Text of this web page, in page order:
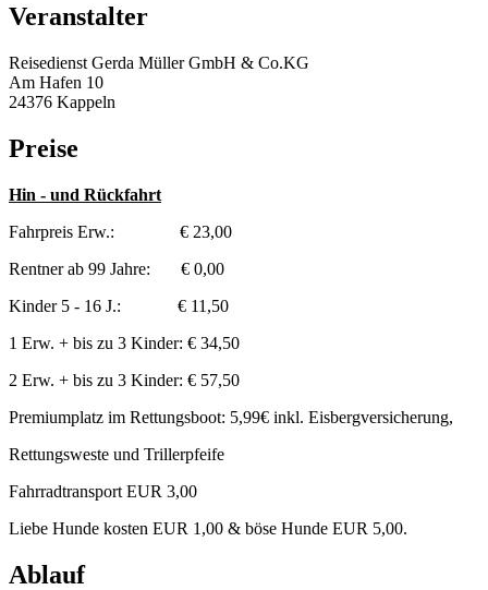
Veranstalter
Reisedienst Gerda Müller GmbH & Co.KG
Am Hafen 10
24376 Kappeln
Preise
Hin - und Rückfahrt
Fahrpreis Erw.: € 23,00
Rentner ab 99 Jahre: € 0,00
Kinder 5 - 16 J.: € 11,50
1 Erw. + bis zu 3 Kinder: € 34,50
2 Erw. + bis zu 3 Kinder: € 57,50
Premiumplatz im Rettungsboot: 5,99€ inkl. Eisbergversicherung,
Rettungsweste und Trillerpfeife
Fahrradtransport EUR 3,00
Liebe Hunde kosten EUR 1,00 & böse Hunde EUR 5,00.
Ablauf